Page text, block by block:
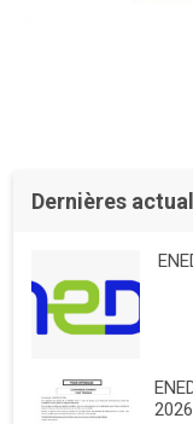
Dernières
2026